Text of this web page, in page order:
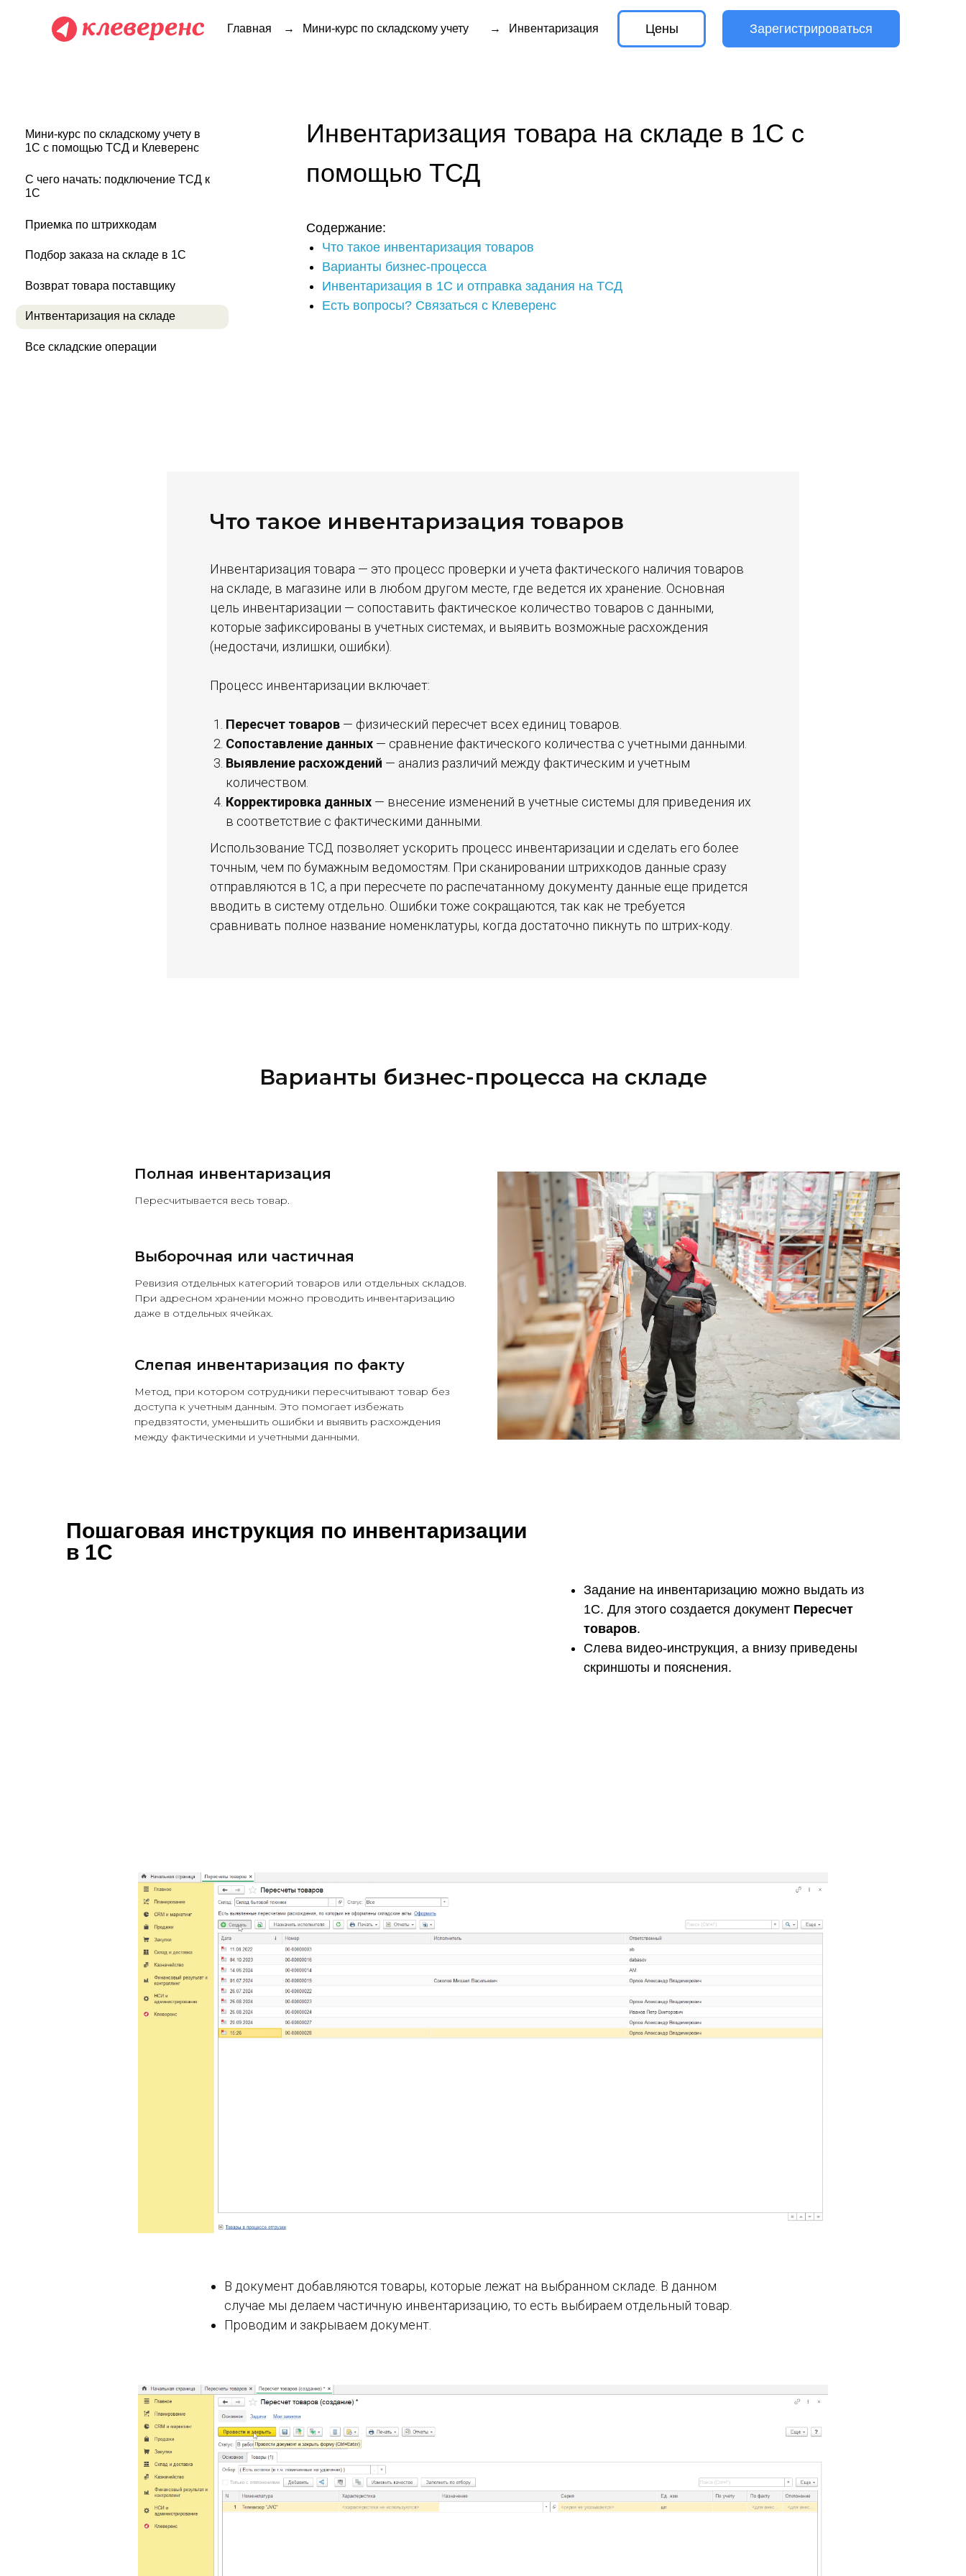
Зарегистрироваться
Главная Мини-курс по складскому учету
→ → Инвентаризация Цены
Инвентаризация товара на складе в 1С с
помощью ТСД
1С с помощью ТСД и Клеверенс
1С
Приемка по штрихкодам
Подбор заказа на складе в 1С
Что такое инвентаризация товаров
Варианты бизнес-процесса
Инвентаризация в 1С и отправка задания на ТСД
Есть вопросы? Связаться с Клеверенс
Все складские операции
Возврат товара поставщику
Интвентаризация на складе
Что такое инвентаризация товаров
Инвентаризация товара — это процесс проверки и учета фактического наличия товаров
на складе, в магазине или в любом другом месте, где ведется их хранение. Основная
цель инвентаризации — сопоставить фактическое количество товаров с данными,
которые зафиксированы в учетных системах, и выявить возможные расхождения
(недостачи, излишки, ошибки).
Процесс инвентаризации включает:
Пересчет товаров — физический пересчет всех единиц товаров.
Сопоставление данных — сравнение фактического количества с учетными данными.
Выявление расхождений — анализ различий между фактическим и учетным
количеством.
Корректировка данных — внесение изменений в учетные системы для приведения их
в соответствие с фактическими данными.
Использование ТСД позволяет ускорить процесс инвентаризации и сделать его более
точным, чем по бумажным ведомостям. При сканировании штрихкодов данные сразу
отправляются в 1С, а при пересчете по распечатанному документу данные еще придется
вводить в систему отдельно. Ошибки тоже сокращаются, так как не требуется
сравнивать полное название номенклатуры, когда достаточно пикнуть по штрих-коду.
Варианты бизнес-процесса на складе
Полная инвентаризация
Пересчитывается весь товар.
Выборочная или частичная
Ревизия отдельных категорий товаров или отдельных складов.
При адресном хранении можно проводить инвентаризацию
даже в отдельных ячейках.
Слепая инвентаризация по факту
Метод, при котором сотрудники пересчитывают товар без
доступа к учетным данным. Это помогает избежать
предвзятости, уменьшить ошибки и выявить расхождения
между фактическими и учетными данными.
Пошаговая инструкция по инвентаризации
в 1С
Задание на инвентаризацию можно выдать из
1С. Для этого создается документ Пересчет
товаров.
Слева видео-инструкция, а внизу приведены
скриншоты и пояснения.
В документ добавляются товары, которые лежат на выбранном складе. В данном
случае мы делаем частичную инвентаризацию, то есть выбираем отдельный товар.
Проводим и закрываем документ.